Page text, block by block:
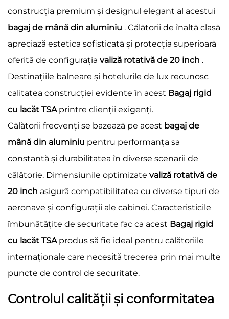
construcția premium și designul elegant al acestui
bagaj de mână din aluminiu . Călătorii de înaltă clasă
apreciază estetica sofisticată și protecția superioară
oferită de configurația valiză rotativă de 20 inch .
Destinațiile balneare și hotelurile de lux recunosc
calitatea construcției evidente în acest Bagaj rigid
cu lacăt TSA printre clienții exigenți.
Călătorii frecvenți se bazează pe acest bagaj de
mână din aluminiu pentru performanța sa
constantă și durabilitatea în diverse scenarii de
călătorie. Dimensiunile optimizate valiză rotativă de
20 inch asigură compatibilitatea cu diverse tipuri de
aeronave și configurații ale cabinei. Caracteristicile
îmbunătățite de securitate fac ca acest Bagaj rigid
cu lacăt TSA produs să fie ideal pentru călătoriile
internaționale care necesită trecerea prin mai multe
puncte de control de securitate.
Controlul calității și conformitatea